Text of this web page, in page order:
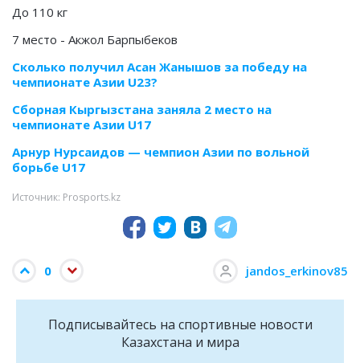
До 110 кг
7 место - Акжол Барпыбеков
Сколько получил Асан Жанышов за победу на
чемпионате Азии U23?
Сборная Кыргызстана заняла 2 место на
чемпионате Азии U17
Арнур Нурсаидов — чемпион Азии по вольной
борьбе U17
Источник: Prosports.kz
0 jandos_erkinov85
Подписывайтесь на cпортивные новости
Казахстана и мира